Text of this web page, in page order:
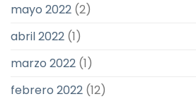
mayo 2022 (2)
abril 2022 (1)
marzo 2022 (1)
febrero 2022 (12)